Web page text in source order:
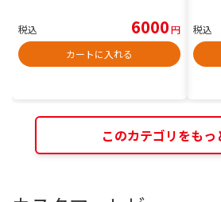
税込 6000円
カートに入れる
税込
このカテゴリをもっ